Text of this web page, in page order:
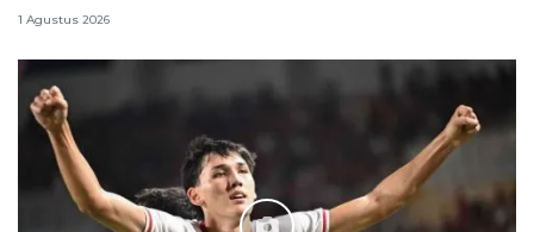
1 Agustus 2026